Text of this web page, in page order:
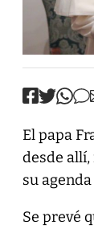
El papa
desde
su
Se prevé